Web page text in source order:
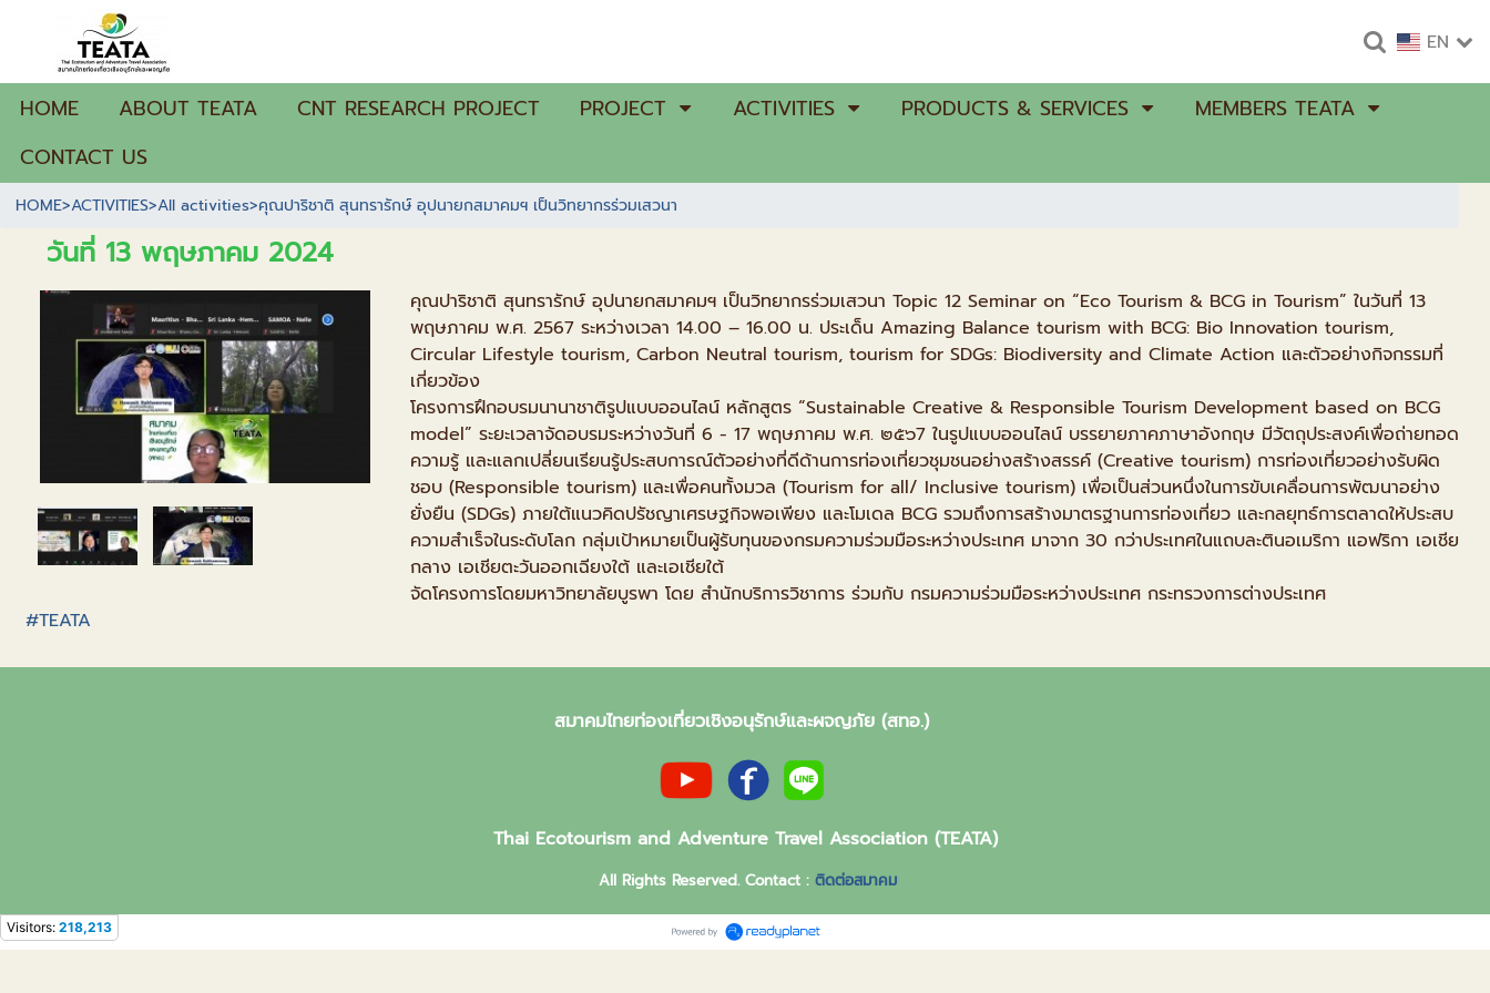
EN
HOME ABOUT TEATA CNT RESEARCH PROJECT PROJECT ACTIVITIES PRODUCTS & SERVICES
MEMBERS TEATA
CONTACT US
HOME>ACTIVITIES>All activities>คุณปาริชาติ สุนทรารักษ์ อุปนายกสมาคมฯ เป็นวิทยากรร่วมเสวนา
วันที่ 13 พฤษภาคม 2024
คุณปาริชาติ สุนทรารักษ์ อุปนายกสมาคมฯ เป็นวิทยากรร่วมเสวนา Topic 12 Seminar on “Eco Tourism & BCG in Tourism” ในวันที่ 13
พฤษภาคม พ.ศ. 2567 ระหว่างเวลา 14.00 – 16.00 น. ประเด็น Amazing Balance tourism with BCG: Bio Innovation tourism,
Circular Lifestyle tourism, Carbon Neutral tourism, tourism for SDGs: Biodiversity and Climate Action และตัวอย่างกิจกรรมที่
เกี่ยวข้อง
โครงการฝึกอบรมนานาชาติรูปแบบออนไลน์ หลักสูตร “Sustainable Creative & Responsible Tourism Development based on BCG
model” ระยะเวลาจัดอบรมระหว่างวันที่ 6 - 17 พฤษภาคม พ.ศ. ๒๕๖7 ในรูปแบบออนไลน์ บรรยายภาคภาษาอังกฤษ มีวัตถุประสงค์เพื่อถ่ายทอด
ความรู้ และแลกเปลี่ยนเรียนรู้ประสบการณ์ตัวอย่างที่ดีด้านการท่องเที่ยวชุมชนอย่างสร้างสรรค์ (Creative tourism) การท่องเที่ยวอย่างรับผิด
ชอบ (Responsible tourism) และเพื่อคนทั้งมวล (Tourism for all/ Inclusive tourism) เพื่อเป็นส่วนหนึ่งในการขับเคลื่อนการพัฒนาอย่าง
ยั่งยืน (SDGs) ภายใต้แนวคิดปรัชญาเศรษฐกิจพอเพียง และโมเดล BCG รวมถึงการสร้างมาตรฐานการท่องเที่ยว และกลยุทธ์การตลาดให้ประสบ
ความสำเร็จในระดับโลก กลุ่มเป้าหมายเป็นผู้รับทุนของกรมความร่วมมือระหว่างประเทศ มาจาก 30 กว่าประเทศในแถบละตินอเมริกา แอฟริกา เอเชีย
กลาง เอเชียตะวันออกเฉียงใต้ และเอเชียใต้
จัดโครงการโดยมหาวิทยาลัยบูรพา โดย สำนักบริการวิชาการ ร่วมกับ กรมความร่วมมือระหว่างประเทศ กระทรวงการต่างประเทศ
#TEATA
สมาคมไทยท่องเที่ยวเชิงอนุรักษ์และผจญภัย (สทอ.)
Thai Ecotourism and Adventure Travel Association (TEATA)
All Rights Reserved. Contact : ติดต่อสมาคม
Visitors: 218,213